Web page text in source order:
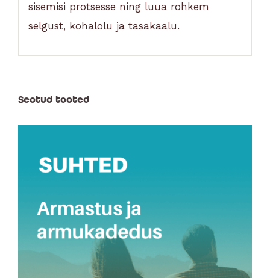
sisemisi protsesse ning luua rohkem
selgust, kohalolu ja tasakaalu.
Seotud tooted